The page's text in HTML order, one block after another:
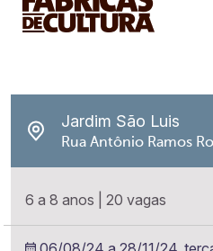
Jardim São Luis
Rua Antônio Ramos
6 a 8 anos 20 vagas